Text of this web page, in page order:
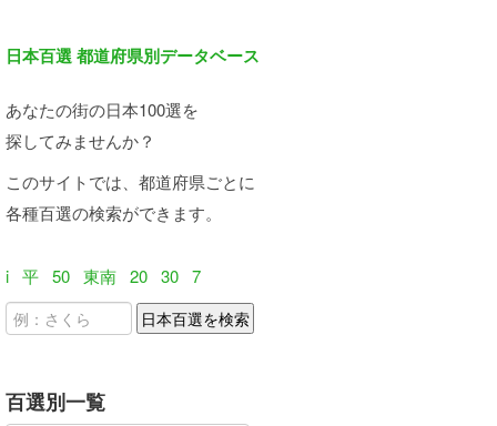
日本百選 都道府県別データベース
あなたの街の日本100選を
探してみませんか？
このサイトでは、都道府県ごとに
各種百選の検索ができます。
i 平 50 東南 20 30 7
百選別一覧